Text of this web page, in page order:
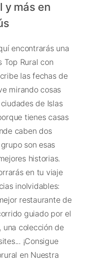
y más en
encontrarás una
Top Rural con
las fechas de
mirando cosas
de Islas
tienes casas
caben dos
son esas
historias.
en tu viaje
inolvidables:
restaurante de
guiado por el
una colección de
¡Consigue
en Nuestra